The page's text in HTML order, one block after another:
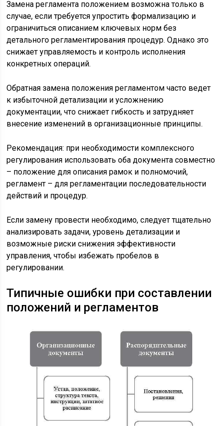
Замена регламента положением возможна только в
случае, если требуется упростить формализацию и
ограничиться описанием ключевых норм без
детального регламентирования процедур. Однако это
снижает управляемость и контроль исполнения
конкретных операций.
Обратная замена положения регламентом часто ведет
к избыточной детализации и усложнению
документации, что снижает гибкость и затрудняет
внесение изменений в организационные принципы.
Рекомендация: при необходимости комплексного
регулирования использовать оба документа совместно
– положение для описания рамок и полномочий,
регламент – для регламентации последовательности
действий и процедур.
Если замену провести необходимо, следует тщательно
анализировать задачи, уровень детализации и
возможные риски снижения эффективности
управления, чтобы избежать пробелов в
регулировании.
Типичные ошибки при составлении
положений и регламентов